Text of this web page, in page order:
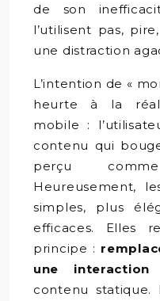
de son
l’utilisent pas,
une distraction
L’intention de «
heurte à la
mobile :
contenu qui
perçu
Heureusement,
simples, plus
efficaces. Elles
principe :
une interaction
contenu statique.